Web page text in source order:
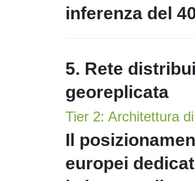
inferenza del
5. Rete
georeplicata
Tier 2: Architettura
Il
europei